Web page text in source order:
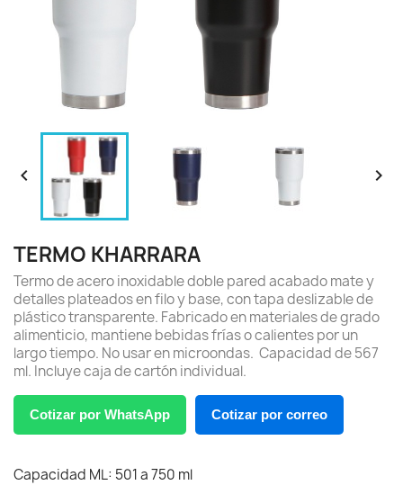
 
TERMO KHARRARA
Termo de acero inoxidable doble pared acabado mate y
detalles plateados en filo y base, con tapa deslizable de
plástico transparente. Fabricado en materiales de grado
alimenticio, mantiene bebidas frías o calientes por un
largo tiempo. No usar en microondas. Capacidad de 567
ml. Incluye caja de cartón individual.
Cotizar por WhatsApp Cotizar por correo
Capacidad ML: 501 a 750 ml